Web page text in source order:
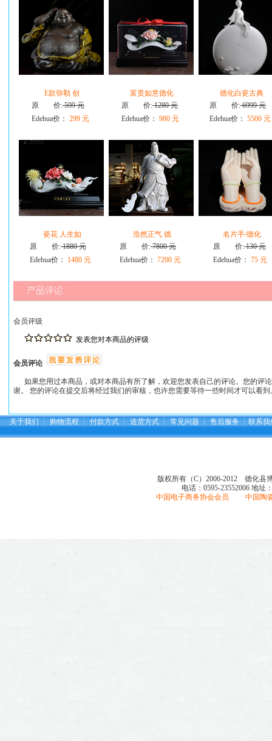
E款弥勒 创
原 价:599 元
Edehua价： 299 元
富贵如意德化
原 价:1280 元
Edehua价： 980 元
德化白瓷古典
原 价:6999 元
Edehua价： 5500 元
瓷花 人生如
原 价:1880 元
Edehua价：
1480 元
浩然正气 德
原 价:7800 元
Edehua价： 7200 元
名片手/德化
原 价:130 元
Edehua价： 75 元
会员评级
发表您对本商品的评级
会员评论
如果您用过本商品，或对本商品有所了解，欢迎您发表自己的评论。您的评
谢。 您的评论在提交后将经过我们的审核，也许您需要等待一些时间才可以看
关于我们 ┆ 购物流程 ┆ 付款方式 ┆ 送货方式 ┆ 常见问题 ┆ 售后服务 ┆ 联系我
版权所有（C）2006-2012 德化县
电话：0595-23552006 地址
中国电子商务协会会员 中国陶